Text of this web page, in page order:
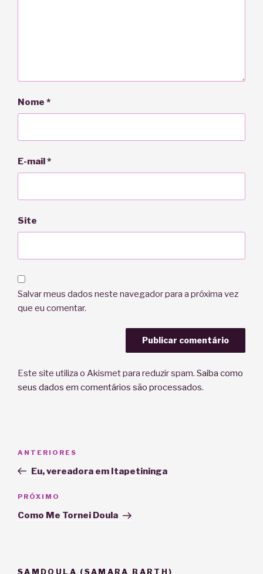
Nome *
E-mail*
Site
Salvar meus dados neste navegador para a próxima vez
que eu comentar.
Este site utiliza o Akismet para reduzir spam. Saiba como
seus dados em comentários são processados.
Post
Post
anterior
ANTERIORES
Eu, vereadora em Itapetininga
Próximo
post
PRÓXIMO
Como Me Tornei Doula
SAMDOULA (SAMARA BARTH)